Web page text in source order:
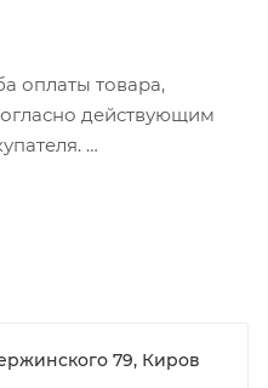
оплаты товара,
действующим
79, Киров